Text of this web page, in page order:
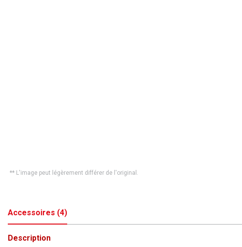
** L'image peut légèrement différer de l'original.
Accessoires (4)
Description